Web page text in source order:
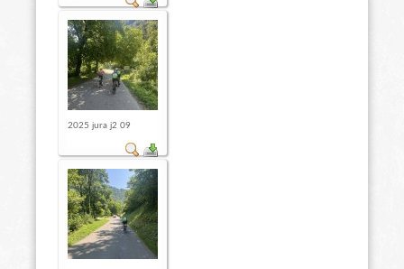
2025 jura j2 09